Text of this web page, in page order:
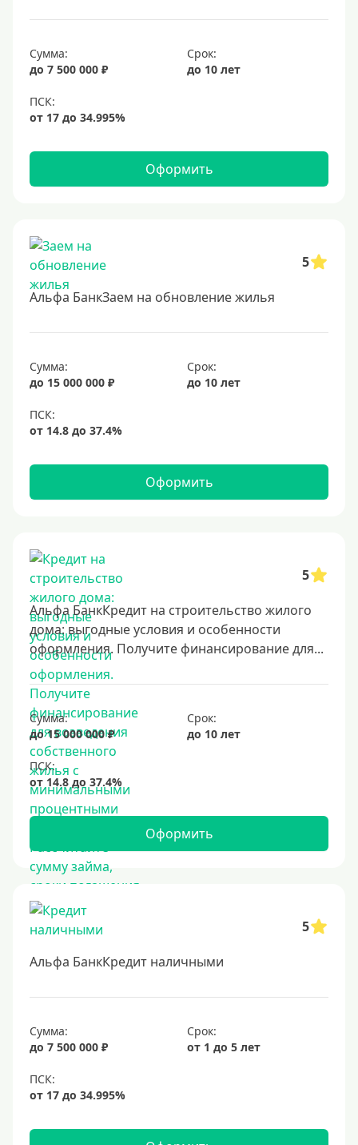
Сумма:
до 7 500 000 ₽
Срок:
до 10 лет
Оформить
5
Альфа БанкЗаем на обновление жилья
Сумма:
до 15 000 000 ₽
Срок:
до 10 лет
Оформить
5
Альфа БанкКредит на строительство жилого
дома: выгодные условия и особенности
оформления. Получите финансирование для...
Сумма:
до 15 000 000 ₽
Срок:
до 10 лет
Оформить
5
Альфа БанкКредит наличными
Сумма:
до 7 500 000 ₽
Срок:
от 1 до 5 лет